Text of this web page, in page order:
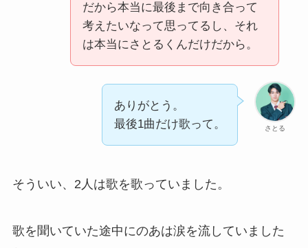
だから本当に最後まで向き合って
考えたいなって思ってるし、それ
は本当にさとるくんだけだから。
さとる
ありがとう。
最後1曲だけ歌って。
そういい、2人は歌を歌っていました。
歌を聞いていた途中にのあは涙を流していました